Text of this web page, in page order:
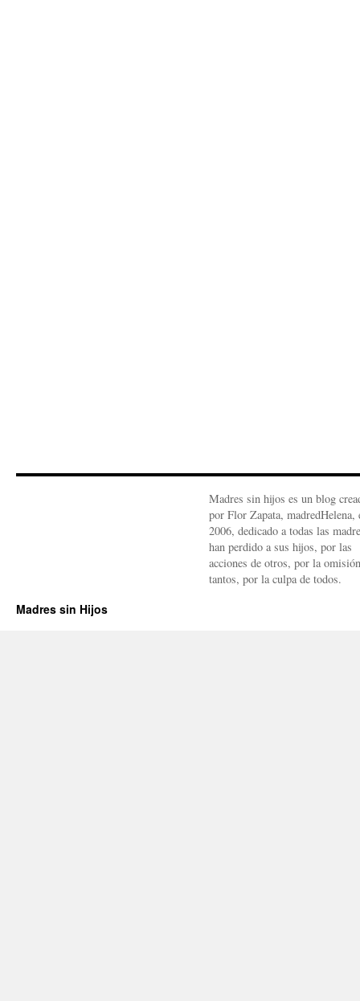
Madres sin hijos es un blog
por Flor Zapata, madredHelena,
2006, dedicado a todas las
han perdido a sus hijos, por las
acciones de otros, por la
tantos, por la culpa de todos.
Madres sin Hijos